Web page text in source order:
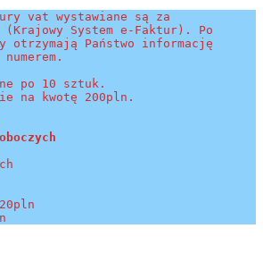
vat wystawiane są za
(Krajowy System e-Faktur). Po
otrzymają Państwo informację
po 10 sztuk.
na kwotę 200pln.